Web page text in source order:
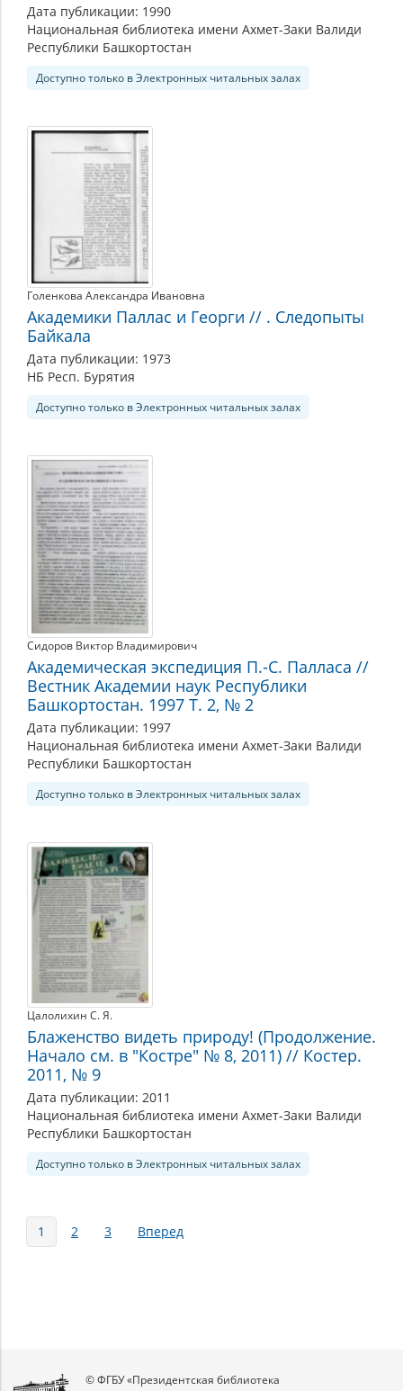
Дата публикации: 1990
Национальная библиотека имени Ахмет-Заки Валиди
Республики Башкортостан
Доступно только в Электронных читальных залах
Голенкова Александра Ивановна
Академики Паллас и Георги // . Следопыты
Байкала
Дата публикации: 1973
НБ Респ. Бурятия
Доступно только в Электронных читальных залах
Сидоров Виктор Владимирович
Академическая экспедиция П.-С. Палласа //
Вестник Академии наук Республики
Башкортостан. 1997 Т. 2, № 2
Дата публикации: 1997
Национальная библиотека имени Ахмет-Заки Валиди
Республики Башкортостан
Доступно только в Электронных читальных залах
Цалолихин С. Я.
Блаженство видеть природу! (Продолжение.
Начало см. в "Костре" № 8, 2011) // Костер.
2011, № 9
Дата публикации: 2011
Национальная библиотека имени Ахмет-Заки Валиди
Республики Башкортостан
Доступно только в Электронных читальных залах
Страницы
1 2 3 Вперед
© ФГБУ «Президентская библиотека